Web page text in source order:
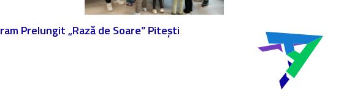
Prelungit „Rază de Soare” Pitești